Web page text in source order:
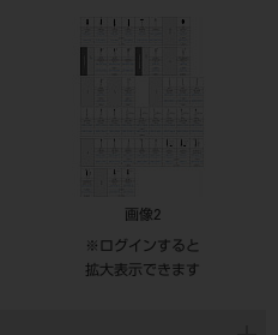
画像2
※ログインすると
拡大表示できます